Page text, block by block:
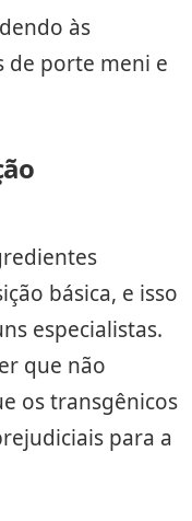
às
de porte meni e
básica, e isso
especialistas.
que não
os transgênicos
para a